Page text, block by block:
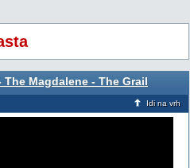
The Magdalene - The Grail
Idi na vrh